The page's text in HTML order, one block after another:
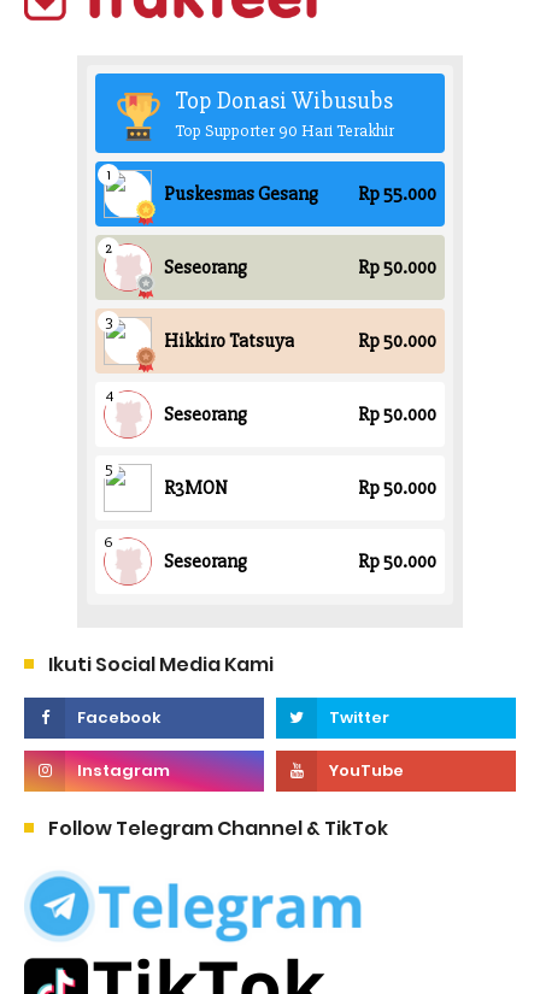
Ikuti Social Media Kami
Follow Telegram Channel & TikTok